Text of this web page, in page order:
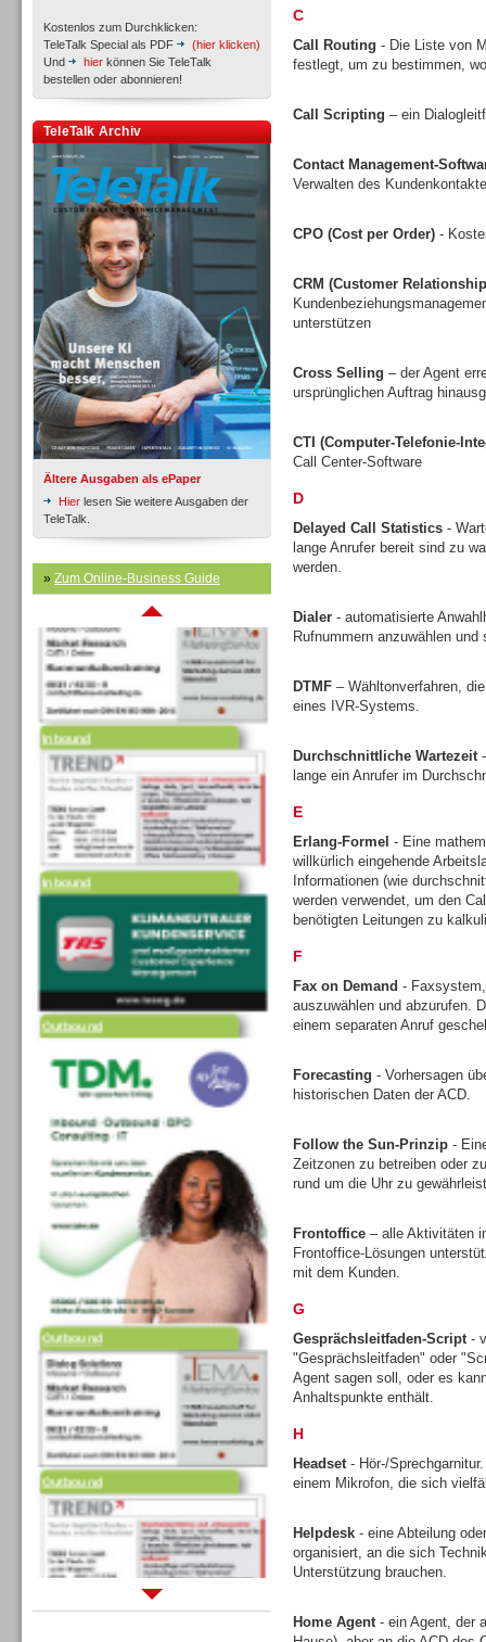
Kostenlos zum Durchklicken:
TeleTalk Special als PDF
(hier klicken)
Und
hier können Sie TeleTalk
bestellen oder abonnieren!
TeleTalk Archiv
Ältere Ausgaben als ePaper
Hier lesen Sie weitere Ausgaben der
TeleTalk.
» Zum Online-Business Guide
Inbound
Inbound
Inbound
Inbound
Inbound
Outbound
Outbound
Sprachdialogsysteme u. Ki/
C
Call Routing - Die Liste von
festlegt, um zu bestimmen,
Call Scripting – ein
Contact Management-
Verwalten des
CPO (Cost per Order) -
CRM (Customer
unterstützen
Cross Selling – der Agent
ursprünglichen Auftrag
CTI (Computer-Telefonie-
Call Center-Software
D
Delayed Call Statistics -
lange Anrufer bereit sind zu
werden.
Dialer - automatisierte
Rufnummern anzuwählen
DTMF – Wähltonverfahren,
eines IVR-Systems.
Durchschnittliche Wartezeit-
lange ein Anrufer im
E
Erlang-Formel - Eine
willkürlich eingehende
Informationen (wie
werden verwendet, um den
benötigten Leitungen zu
F
Fax on Demand -
auszuwählen und abzurufen.
einem separaten Anruf
Forecasting - Vorhersagen
historischen Daten der ACD.
Follow the Sun-Prinzip -
Zeitzonen zu betreiben oder
rund um die Uhr zu
Frontoffice – alle Aktivitäten
Frontoffice-Lösungen
mit dem Kunden.
G
Gesprächsleitfaden-Script-
"Gesprächsleitfaden" oder
Agent sagen soll, oder es
Anhaltspunkte enthält.
H
Headset- Hör-/
einem Mikrofon, die sich
Helpdesk - eine Abteilung
organisiert, an die sich
Unterstützung brauchen.
Home Agent- ein Agent, der